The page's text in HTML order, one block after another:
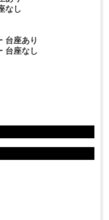
なし
台座あり
台座なし